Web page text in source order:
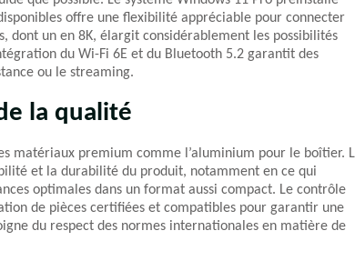
offre une flexibilité appréciable pour connecter
dont un en 8K, élargit considérablement les possibilités
du Wi-Fi 6E et du Bluetooth 5.2 garantit des
ou le streaming.
la qualité
matériaux premium comme l’aluminium pour le boîtier.
et la durabilité du produit, notamment en ce qui
optimales dans un format aussi compact. Le contrôle
de pièces certifiées et compatibles pour garantir une
du respect des normes internationales en matière de